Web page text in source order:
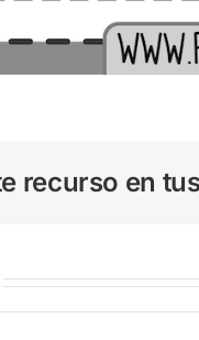
recurso en